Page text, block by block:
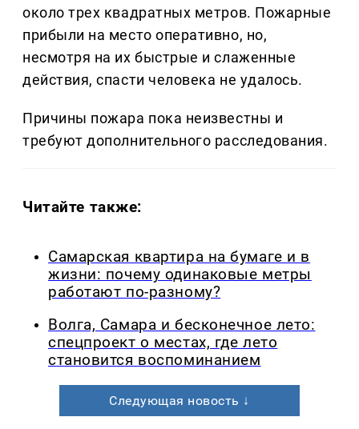
около трех квадратных метров. Пожарные
прибыли на место оперативно, но,
несмотря на их быстрые и слаженные
действия, спасти человека не удалось.
Причины пожара пока неизвестны и
требуют дополнительного расследования.
Читайте также:
Самарская квартира на бумаге и в
жизни: почему одинаковые метры
работают по-разному?
Волга, Самара и бесконечное лето:
спецпроект о местах, где лето
становится воспоминанием
Следующая новость ↓